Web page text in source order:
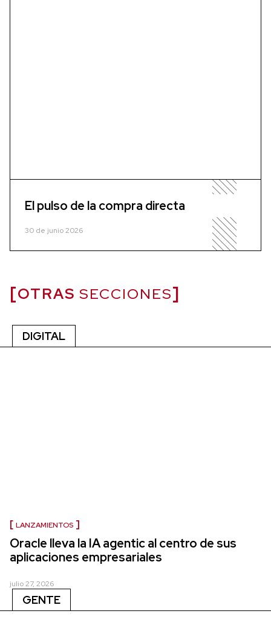
El pulso de la compra directa
30 de junio 2026
OTRAS SECCIONES
DIGITAL
LANZAMIENTOS
Oracle lleva la IA agentic al centro de sus
aplicaciones empresariales
julio 27, 2026
GENTE